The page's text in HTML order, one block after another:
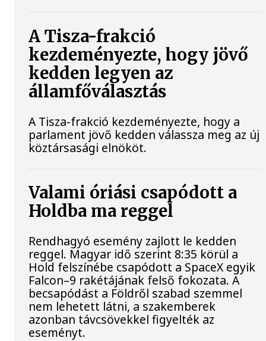
A Tisza-frakció
kezdeményezte, hogy jövő
kedden legyen az
államfőválasztás
A Tisza-frakció kezdeményezte, hogy a
parlament jövő kedden válassza meg az új
köztársasági elnököt.
Valami óriási csapódott a
Holdba ma reggel
Rendhagyó esemény zajlott le kedden
reggel. Magyar idő szerint 8:35 körül a
Hold felszínébe csapódott a SpaceX egyik
Falcon–9 rakétájának felső fokozata. A
becsapódást a Földről szabad szemmel
nem lehetett látni, a szakemberek
azonban távcsövekkel figyelték az
eseményt.